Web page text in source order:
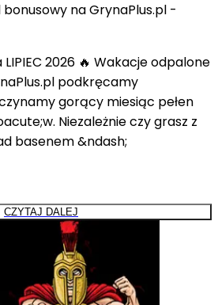
na GrynaPlus.pl -
LIPIEC 2026 🔥 Wakacje odpalone
podkręcamy
gorący miesiąc pełen
Niezależnie czy grasz z
basenem &ndash;
CZYTAJ DALEJ